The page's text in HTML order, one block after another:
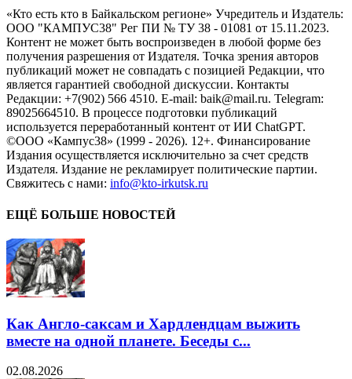
«Кто есть кто в Байкальском регионе» Учредитель и Издатель:
ООО "КАМПУС38" Рег ПИ № ТУ 38 - 01081 от 15.11.2023.
Контент не может быть воспроизведен в любой форме без
получения разрешения от Издателя. Точка зрения авторов
публикаций может не совпадать с позицией Редакции, что
является гарантией свободной дискуссии. Контакты
Редакции: +7(902) 566 4510. E-mail: baik@mail.ru. Telegram:
89025664510. В процессе подготовки публикаций
используется переработанный контент от ИИ ChatGPT.
©ООО «Кампус38» (1999 - 2026). 12+. Финансирование
Издания осуществляется исключительно за счет средств
Издателя. Издание не рекламирует политические партии.
Свяжитесь с нами: info@kto-irkutsk.ru
ЕЩЁ БОЛЬШЕ НОВОСТЕЙ
Как Англо-саксам и Хардлендцам выжить
вместе на одной планете. Беседы с...
02.08.2026